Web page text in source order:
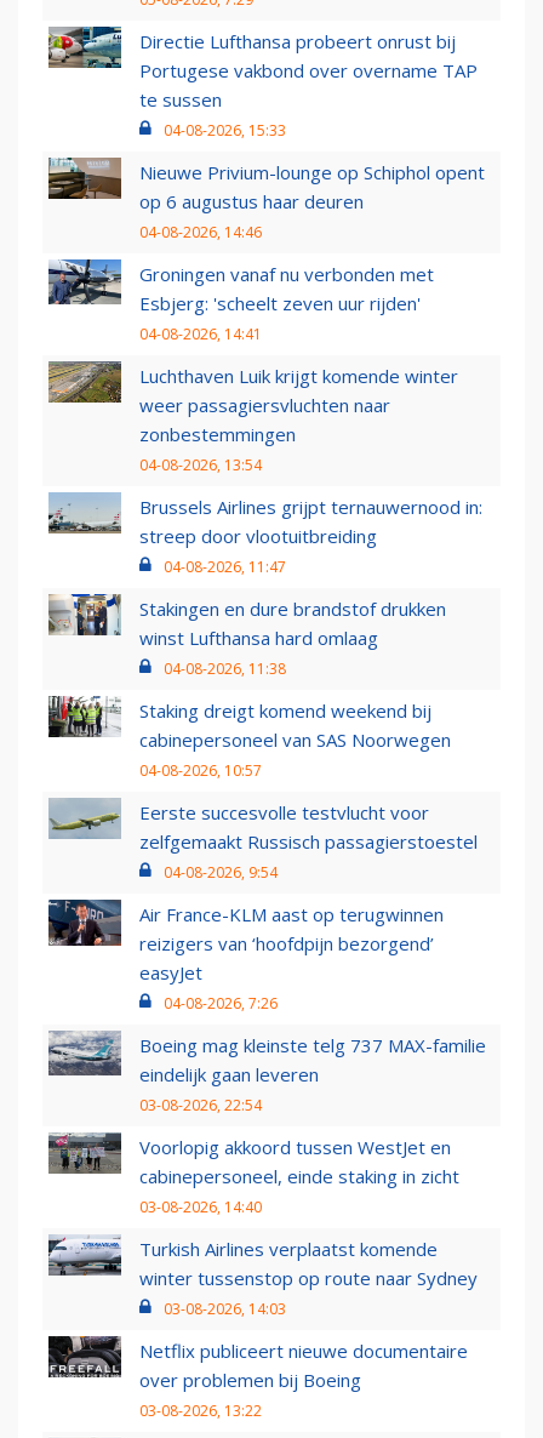
Directie Lufthansa probeert onrust bij
Portugese vakbond over overname TAP
te sussen
04-08-2026, 15:33
Nieuwe Privium-lounge op Schiphol opent
op 6 augustus haar deuren
04-08-2026, 14:46
Groningen vanaf nu verbonden met
Esbjerg: 'scheelt zeven uur rijden'
04-08-2026, 14:41
Luchthaven Luik krijgt komende winter
weer passagiersvluchten naar
zonbestemmingen
04-08-2026, 13:54
Brussels Airlines grijpt ternauwernood in:
streep door vlootuitbreiding
04-08-2026, 11:47
Stakingen en dure brandstof drukken
winst Lufthansa hard omlaag
04-08-2026, 11:38
Staking dreigt komend weekend bij
cabinepersoneel van SAS Noorwegen
04-08-2026, 10:57
Eerste succesvolle testvlucht voor
zelfgemaakt Russisch passagierstoestel
04-08-2026, 9:54
Air France-KLM aast op terugwinnen
reizigers van ‘hoofdpijn bezorgend’
easyJet
04-08-2026, 7:26
Boeing mag kleinste telg 737 MAX-familie
eindelijk gaan leveren
03-08-2026, 22:54
Voorlopig akkoord tussen WestJet en
cabinepersoneel, einde staking in zicht
03-08-2026, 14:40
Turkish Airlines verplaatst komende
winter tussenstop op route naar Sydney
03-08-2026, 14:03
Netflix publiceert nieuwe documentaire
over problemen bij Boeing
03-08-2026, 13:22